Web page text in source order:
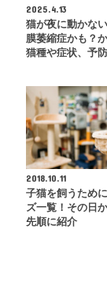
2025.4.13
猫が夜に動かな
膜萎縮症かも？
猫種や症状、予
2018.10.11
子猫を飼うため
ズ一覧！その日
先順に紹介